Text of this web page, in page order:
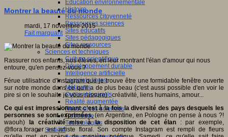
Education environnementale
Histoire
Ressources citoyenneté
Ressources sciences
Sites éducatifs
Sites pédagogiques
Sites ressources
Sciences et techniques
Culture scientifique
Développement durable
Intelligence artificielle
Logiciels libres
Métavers
Outils et logiciels
Réalité augmentée
Ressources sciences
Robotique
Technologies
Société
Montrer la beauté du monde
mardi, 17 novembre 2015
Fait marquant
Rassurer nos enfants, nos élèves, en leur montrant l'élan d'amour qui nous
entoure, qu'en pensez-vous ?
Férue utilisatrice d'Instagram que je trouve être une formidable fenêtre ouverte
sur notre monde dans ce qu'il a de plus beau (c'est aussi possible d'en voir le
pire si on le souhaite je vous rassure) : créativité, liens humains, amour...
Ce qui est impressionnant c'est à la fois la diversité des pays desquels les
personnes se sont exprimées, (en Argentine, en Pologne on pense à nous ?!
waouh) la créativité mise à la disposition de cet élan: par exemple,
@flora.forager est artiste floral. Son compte Instagram est rempli de fleurs